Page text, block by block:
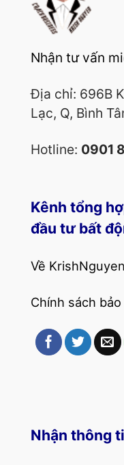
Nhận tư vấn
Địa chỉ: 696B
Lạc, Q, Bình
Hotline: 0901
Kênh tổng
đầu tư bất
Về
Chính sách
Nhận thông